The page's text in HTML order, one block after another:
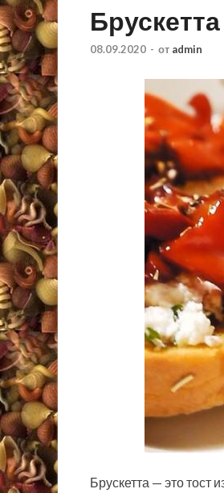
08.09.2020 - от admin
Брускетта — это тост